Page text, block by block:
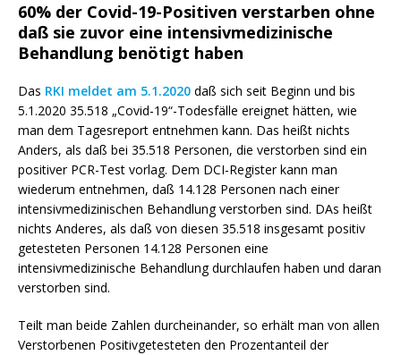
60% der Covid-19-Positiven verstarben ohne
daß sie zuvor eine intensivmedizinische
Behandlung benötigt haben
Das RKI meldet am 5.1.2020 daß sich seit Beginn und bis
5.1.2020 35.518 „Covid-19“-Todesfälle ereignet hätten, wie
man dem Tagesreport entnehmen kann. Das heißt nichts
Anders, als daß bei 35.518 Personen, die verstorben sind ein
positiver PCR-Test vorlag. Dem DCI-Register kann man
wiederum entnehmen, daß 14.128 Personen nach einer
intensivmedizinischen Behandlung verstorben sind. DAs heißt
nichts Anderes, als daß von diesen 35.518 insgesamt positiv
getesteten Personen 14.128 Personen eine
intensivmedizinische Behandlung durchlaufen haben und daran
verstorben sind.
Teilt man beide Zahlen durcheinander, so erhält man von allen
Verstorbenen Positivgetesteten den Prozentanteil der